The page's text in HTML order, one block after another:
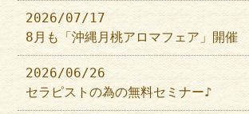
2026/07/17
8月も「沖縄月桃アロマフェア」開催
2026/06/26
セラピストの為の無料セミナー♪